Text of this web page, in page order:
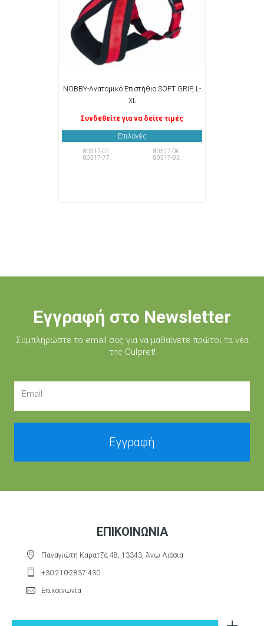
NOBBY-Ανατομικό Επιστήθιο SOFT GRIP, L-
XL
Συνδεθείτε για να δείτε τιμές
Επιλογές
80517-01.
80517-06.
80517-77.
80517-83.
Εγγραφή στο Newsletter
Συμπληρώστε τo email σας για να μαθαίνετε πρώτοι τα νέα
της Culpret!
Email
Εγγραφή
ΕΠΙΚΟΙΝΩΝΊΑ
Παναγιώτη Καρατζά 48, 13343, Άνω Λιόσια
+30 210-2837 430
Επικοινωνία